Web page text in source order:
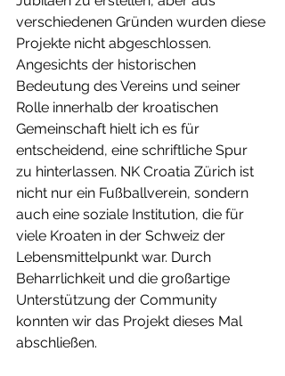
verschiedenen Gründen wurden diese
Projekte nicht abgeschlossen.
Angesichts der historischen
Bedeutung des Vereins und seiner
Rolle innerhalb der kroatischen
Gemeinschaft hielt ich es für
entscheidend, eine schriftliche Spur
zu hinterlassen. NK Croatia Zürich ist
nicht nur ein Fußballverein, sondern
auch eine soziale Institution, die für
viele Kroaten in der Schweiz der
Lebensmittelpunkt war. Durch
Beharrlichkeit und die großartige
Unterstützung der Community
konnten wir das Projekt dieses Mal
abschließen.